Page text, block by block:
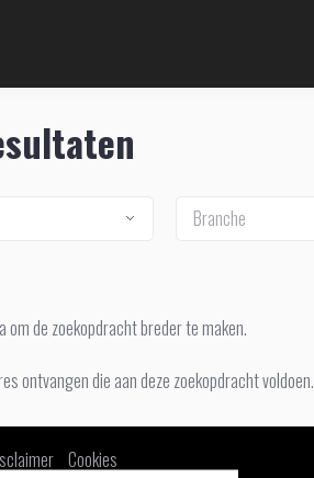
Branche
de zoekopdracht breder te maken.
ontvangen die aan deze zoekopdracht voldoen.
Cookies